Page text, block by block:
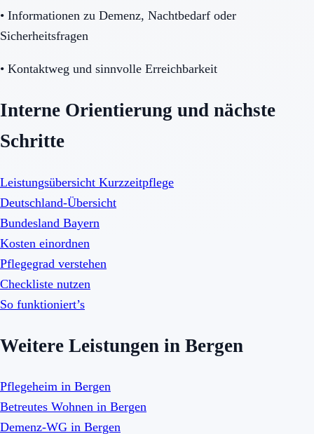
• Informationen zu Demenz, Nachtbedarf oder
Sicherheitsfragen
• Kontaktweg und sinnvolle Erreichbarkeit
Interne Orientierung und nächste
Schritte
Leistungsübersicht Kurzzeitpflege
Deutschland-Übersicht
Bundesland Bayern
Kosten einordnen
Pflegegrad verstehen
Checkliste nutzen
So funktioniert’s
Weitere Leistungen in Bergen
Pflegeheim in Bergen
Betreutes Wohnen in Bergen
Demenz-WG in Bergen